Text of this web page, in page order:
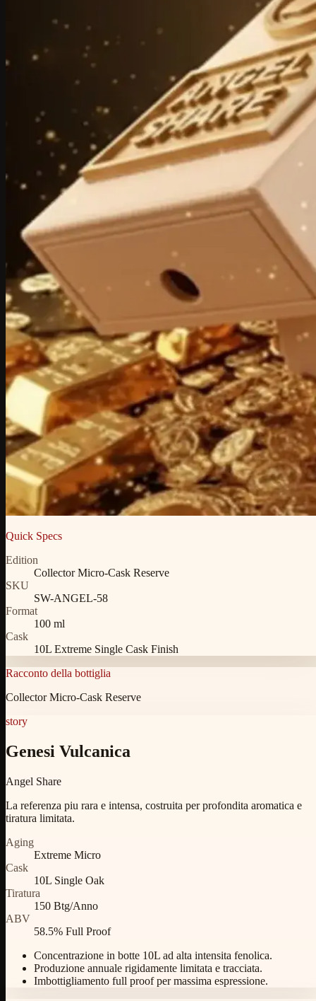
Quick Specs
Edition
Collector Micro-Cask Reserve
SKU
SW-ANGEL-58
Format
100 ml
Cask
10L Extreme Single Cask Finish
Racconto della bottiglia
Collector Micro-Cask Reserve
story
Genesi Vulcanica
Angel Share
La referenza piu rara e intensa, costruita per profondita aromatica e
tiratura limitata.
Aging
Extreme Micro
Cask
10L Single Oak
Tiratura
150 Btg/Anno
ABV
58.5% Full Proof
Concentrazione in botte 10L ad alta intensita fenolica.
Produzione annuale rigidamente limitata e tracciata.
Imbottigliamento full proof per massima espressione.